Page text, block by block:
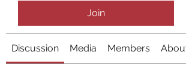
Join
Discussion Media Members About